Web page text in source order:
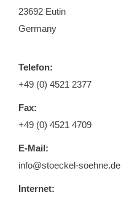
23692 Eutin
Germany
Telefon:
+49 (0) 4521 2377
Fax:
+49 (0) 4521 4709
E-Mail:
info@stoeckel-soehne.de
Internet: